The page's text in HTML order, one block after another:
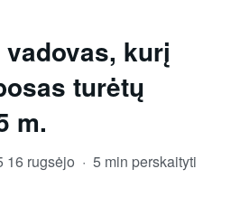
kurį
turėtų
m.
16 rugsėjo · 5 min perskaityti